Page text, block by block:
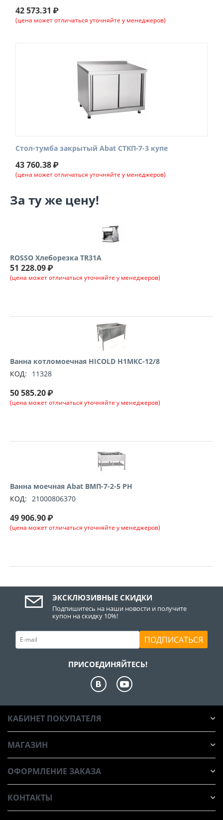
42 573.31 ₽
(цена может отличаться уточняйте у менеджеров)
Стол-тумба закрытый Abat СТКП-7-3 купе
43 760.38₽
(цена может отличаться уточняйте у менеджеров)
За ту же цену!
ROSSO Хлеборезка TR31A
51 228.09₽
(цена может отличаться уточняйте у менеджеров)
Ванна котломоечная HICOLD Н1МКС-12/8
КОД:
11328
50 585.20₽
(цена может отличаться уточняйте у менеджеров)
Ванна моечная Abat ВМП-7-2-5 РН
КОД:
21000806370
49 906.90₽
(цена может отличаться уточняйте у менеджеров)
ЭКСКЛЮЗИВНЫЕ СКИДКИ
Подпишитесь на наши новости и получите
купон на скидку 10%!
ПОДПИСАТЬСЯ
ПРИСОЕДИНЯЙТЕСЬ!
КАБИНЕТ ПОКУПАТЕЛЯ
МАГАЗИН
ОФОРМЛЕНИЕ ЗАКАЗА
КОНТАКТЫ